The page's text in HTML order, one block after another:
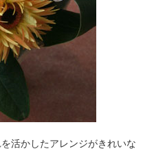
活かしたアレンジがきれいな